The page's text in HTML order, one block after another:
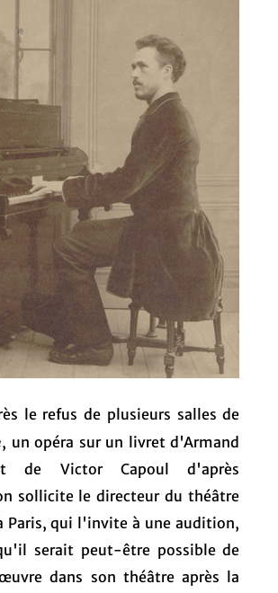
le refus de plusieurs salles de
, un opéra sur un livret d'Armand
de Victor Capoul d'après
sollicite le directeur du théâtre
Paris, qui l'invite à une audition,
serait peut-être possible de
dans son théâtre après la